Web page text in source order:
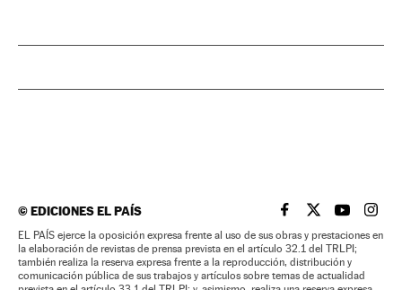
©EDICIONES EL PAÍS EL PAÍS BRASIL EN
EL PAÍSEL PAÍS
EL
EL PAÍS ejerce la oposición expresa frente al uso de sus obras y prestaciones en
la elaboración de revistas de prensa prevista en el artículo 32.1 del TRLPI;
también realiza la reserva expresa frente a la reproducción, distribución y
comunicación pública de sus trabajos y artículos sobre temas de actualidad